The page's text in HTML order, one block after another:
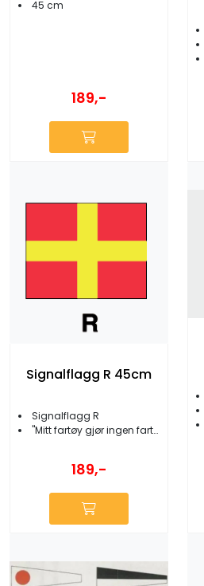
45 cm
189,-
Signalflagg R 45cm
Signalflagg R
''Mitt fartøy gjør ingen fart...
189,-